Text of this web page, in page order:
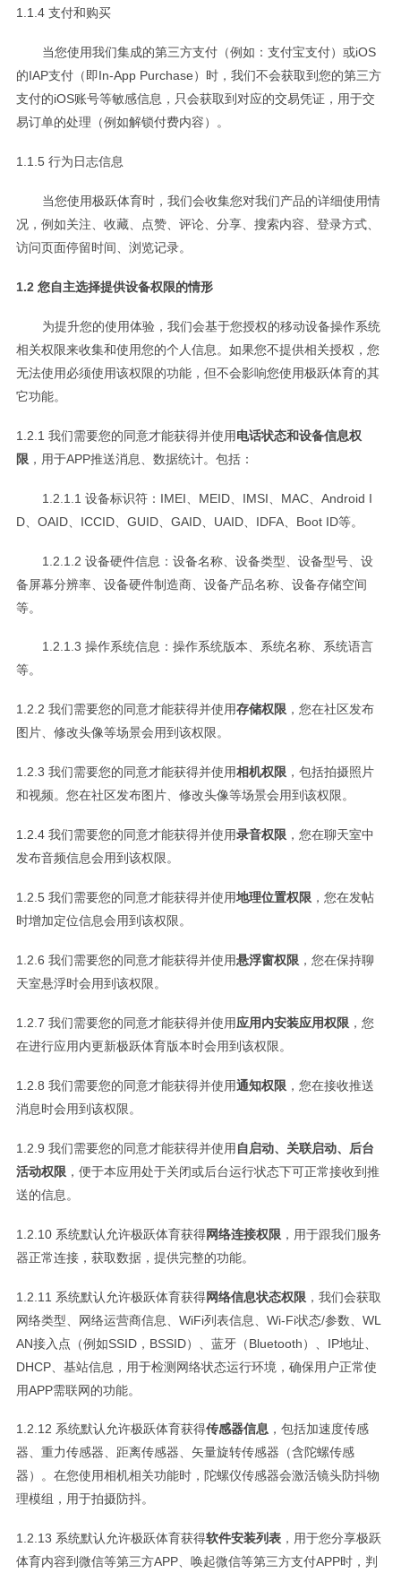
1.1.4 支付和购买
当您使用我们集成的第三方支付（例如：支付宝支付）或iOS
的IAP支付（即In-App Purchase）时，我们不会获取到您的第三方
支付的iOS账号等敏感信息，只会获取到对应的交易凭证，用于交
易订单的处理（例如解锁付费内容）。
1.1.5 行为日志信息
当您使用极跃体育时，我们会收集您对我们产品的详细使用情
况，例如关注、收藏、点赞、评论、分享、搜索内容、登录方式、
访问页面停留时间、浏览记录。
1.2 您自主选择提供设备权限的情形
为提升您的使用体验，我们会基于您授权的移动设备操作系统
相关权限来收集和使用您的个人信息。如果您不提供相关授权，您
无法使用必须使用该权限的功能，但不会影响您使用极跃体育的其
它功能。
1.2.1 我们需要您的同意才能获得并使用电话状态和设备信息权
限 ，用于APP推送消息、数据统计。包括：
1.2.1.1 设备标识符：IMEI、MEID、IMSI、MAC、Android I
D、OAID、ICCID、GUID、GAID、UAID、IDFA、Boot ID等。
1.2.1.2 设备硬件信息：设备名称、设备类型、设备型号、设
备屏幕分辨率、设备硬件制造商、设备产品名称、设备存储空间
等。
1.2.1.3 操作系统信息：操作系统版本、系统名称、系统语言
等。
1.2.2 我们需要您的同意才能获得并使用存储权限，您在社区发布
图片、修改头像等场景会用到该权限。
1.2.3 我们需要您的同意才能获得并使用相机权限，包括拍摄照片
和视频。您在社区发布图片、修改头像等场景会用到该权限。
1.2.4 我们需要您的同意才能获得并使用录音权限 ，您在聊天室中
发布音频信息会用到该权限。
1.2.5 我们需要您的同意才能获得并使用地理位置权限 ，您在发帖
时增加定位信息会用到该权限。
1.2.6 我们需要您的同意才能获得并使用悬浮窗权限 ，您在保持聊
天室悬浮时会用到该权限。
1.2.7 我们需要您的同意才能获得并使用应用内安装应用权限 ，您
在进行应用内更新极跃体育版本时会用到该权限。
1.2.8 我们需要您的同意才能获得并使用通知权限 ，您在接收推送
消息时会用到该权限。
1.2.9 我们需要您的同意才能获得并使用 自启动、关联启动、后台
活动权限 ，便于本应用处于关闭或后台运行状态下可正常接收到推
送的信息。
1.2.10 系统默认允许极跃体育获得网络连接权限 ，用于跟我们服务
器正常连接，获取数据，提供完整的功能。
1.2.11 系统默认允许极跃体育获得网络信息状态权限 ，我们会获取
网络类型、网络运营商信息、WiFi列表信息、Wi-Fi状态/参数、WL
AN接入点（例如SSID，BSSID）、蓝牙（Bluetooth）、IP地址、
DHCP、基站信息，用于检测网络状态运行环境，确保用户正常使
用APP需联网的功能。
1.2.12 系统默认允许极跃体育获得传感器信息，包括加速度传感
器、重力传感器、距离传感器、矢量旋转传感器（含陀螺传感
器）。在您使用相机相关功能时，陀螺仪传感器会激活镜头防抖物
理模组，用于拍摄防抖。
1.2.13 系统默认允许极跃体育获得软件安装列表，用于您分享极跃
体育内容到微信等第三方APP、唤起微信等第三方支付APP时，判